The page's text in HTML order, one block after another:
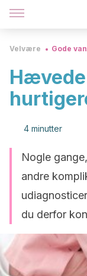
Velvære Gode
4 minutter
Nogle
andre
du derfor